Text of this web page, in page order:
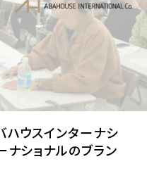
ウスインターナシ
ナショナルのブラン